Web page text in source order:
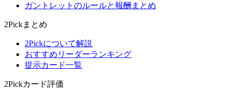
ガントレットのルールと報酬まとめ
2Pickまとめ
2Pickについて解説
おすすめリーダーランキング
提示カード一覧
2Pickカード評価